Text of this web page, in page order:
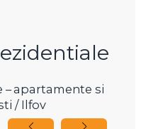
apartamente si
/ Ilfov